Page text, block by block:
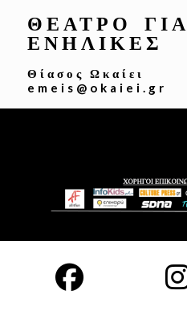
ΘΕΑΤΡΟ ΓΙΑ
ΕΝΗΛΙΚΕΣ
Θίασος Ωκαίει
emeis@okaiei.gr